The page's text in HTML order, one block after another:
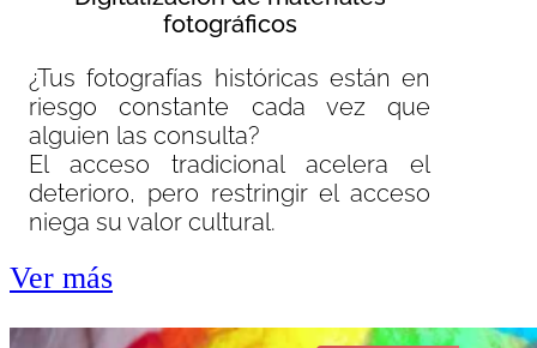
fotográficos
¿Tus fotografías históricas están en
riesgo constante cada vez que
alguien las consulta?
El acceso tradicional acelera el
deterioro, pero restringir el acceso
niega su valor cultural.
Ver más